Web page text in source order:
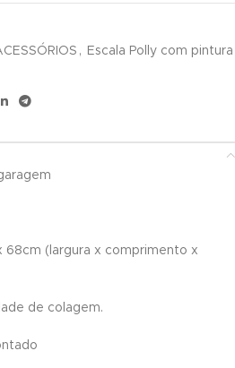
,
Escala Polly com pintura
68cm (largura x comprimento x
de colagem.